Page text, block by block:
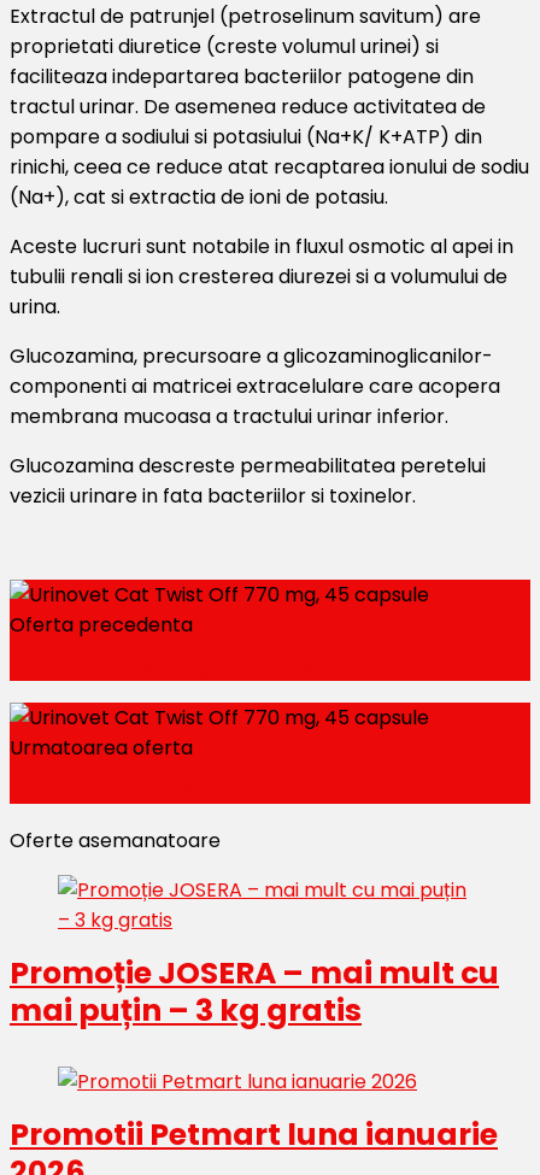
Extractul de patrunjel (petroselinum savitum) are
proprietati diuretice (creste volumul urinei) si
faciliteaza indepartarea bacteriilor patogene din
tractul urinar. De asemenea reduce activitatea de
pompare a sodiului si potasiului (Na+K/ K+ATP) din
rinichi, ceea ce reduce atat recaptarea ionului de sodiu
(Na+), cat si extractia de ioni de potasiu.
Aceste lucruri sunt notabile in fluxul osmotic al apei in
tubulii renali si ion cresterea diurezei si a volumului de
urina.
Glucozamina, precursoare a glicozaminoglicanilor-
componenti ai matricei extracelulare care acopera
membrana mucoasa a tractului urinar inferior.
Glucozamina descreste permeabilitatea peretelui
vezicii urinare in fata bacteriilor si toxinelor.
Oferta precedenta
Urmatoarea oferta
Oferte asemanatoare
Promoție JOSERA – mai mult cu
mai puțin – 3 kg gratis
Promotii Petmart luna ianuarie